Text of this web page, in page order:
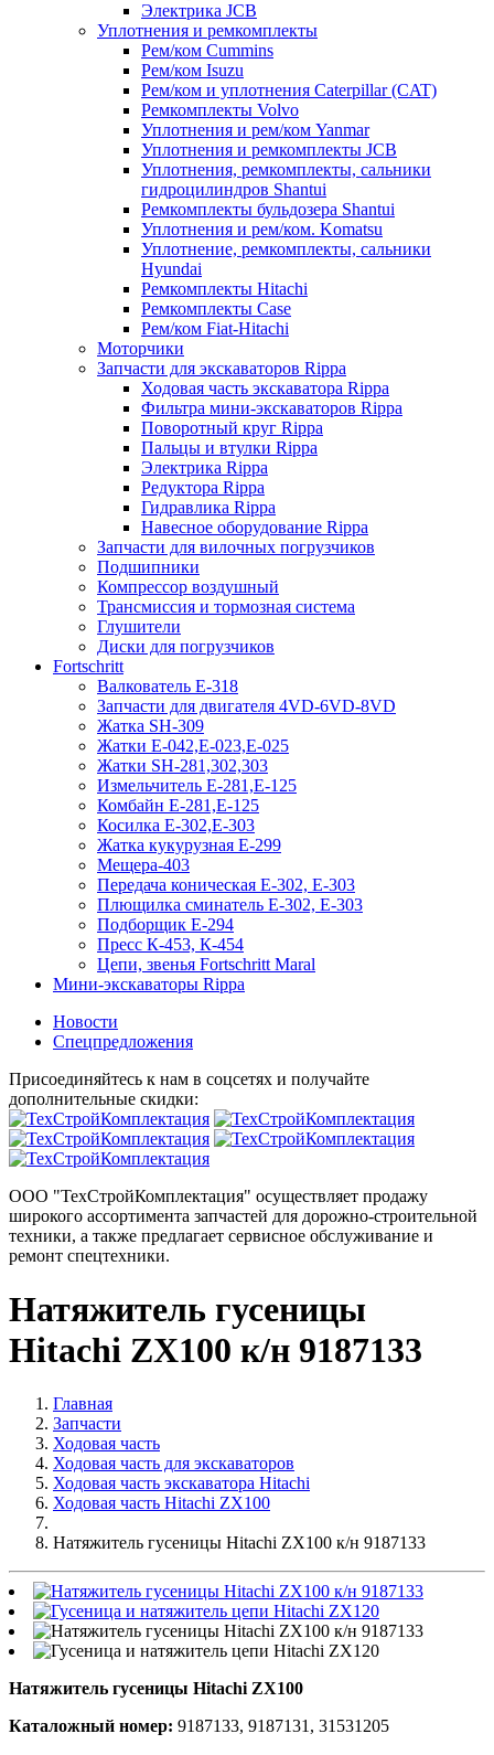
Электрика JCB
Уплотнения и ремкомплекты
Рем/ком Cummins
Рем/ком Isuzu
Рем/ком и уплотнения Caterpillar (CAT)
Ремкомплекты Volvo
Уплотнения и рем/ком Yanmar
Уплотнения и ремкомплекты JCB
Уплотнения, ремкомплекты, сальники
гидроцилиндров Shantui
Ремкомплекты бульдозера Shantui
Уплотнения и рем/ком. Komatsu
Уплотнение, ремкомплекты, сальники
Hyundai
Ремкомплекты Hitachi
Ремкомплекты Case
Рем/ком Fiat-Hitachi
Моторчики
Запчасти для экскаваторов Rippa
Ходовая часть экскаватора Rippa
Фильтра мини-экскаваторов Rippa
Поворотный круг Rippa
Пальцы и втулки Rippa
Электрика Rippa
Редуктора Rippa
Гидравлика Rippa
Навесное оборудование Rippa
Запчасти для вилочных погрузчиков
Подшипники
Компрессор воздушный
Трансмиссия и тормозная система
Глушители
Диски для погрузчиков
Fortschritt
Валкователь Е-318
Запчасти для двигателя 4VD-6VD-8VD
Жатка SH-309
Жатки Е-042,Е-023,Е-025
Жатки SH-281,302,303
Измельчитель Е-281,Е-125
Комбайн Е-281,Е-125
Косилка Е-302,Е-303
Жатка кукурузная Е-299
Мещера-403
Передача коническая Е-302, Е-303
Плющилка сминатель Е-302, Е-303
Подборщик Е-294
Пресс К-453, К-454
Цепи, звенья Fortschritt Maral
Мини-экскаваторы Rippa
Новости
Спецпредложения
Присоединяйтесь к нам в соцсетях и получайте
дополнительные скидки:
ООО "ТехСтройКомплектация" осуществляет продажу
широкого ассортимента запчастей для дорожно-строительной
техники, а также предлагает сервисное обслуживание и
ремонт спецтехники.
Натяжитель гусеницы
Hitachi ZX100 к/н 9187133
Главная
Запчасти
Ходовая часть
Ходовая часть для экскаваторов
Ходовая часть экскаватора Hitachi
Ходовая часть Hitachi ZX100
Натяжитель гусеницы Hitachi ZX100 к/н 9187133
Натяжитель гусеницы Hitachi ZX100
Каталожный номер: 9187133, 9187131, 31531205